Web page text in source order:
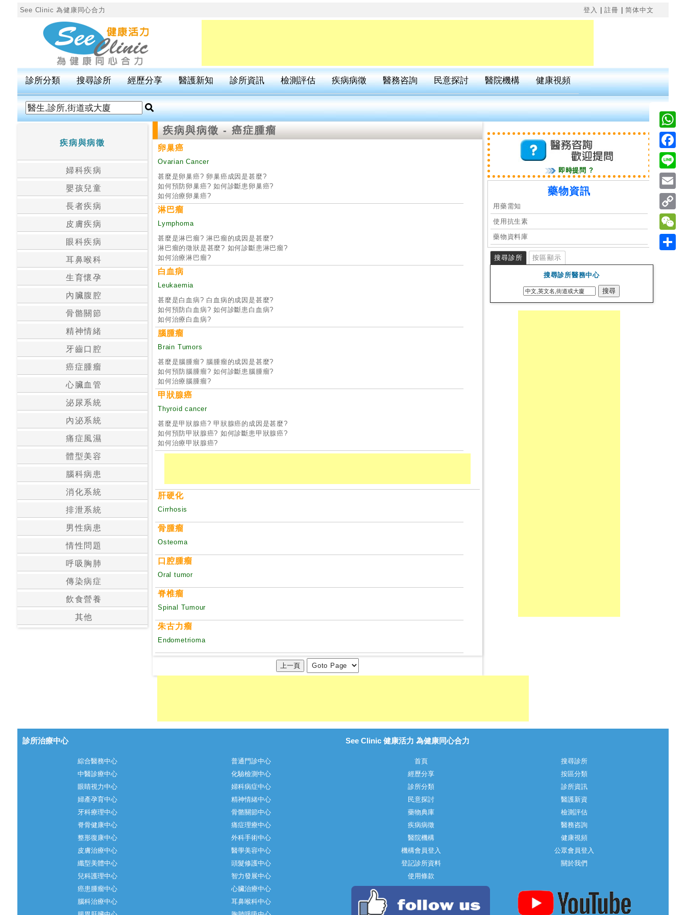
See Clinic 為健康同心合力 登入 |註冊 |简体中文
所
類
搜
區
24
應
症
服
立
私
院
醫
診所分類 搜尋診所 經歷分享 醫護新知 診所資訊 檢測評估 疾病病徵 醫務咨詢 民意探討 醫院機構 健康視頻
疾病與病徵
婦科疾病
嬰孩兒童
長者疾病
皮膚疾病
眼科疾病
耳鼻喉科
生育懷孕
內臟腹腔
骨骼關節
精神情緒
牙齒口腔
癌症腫瘤
心臟血管
泌尿系統
內泌系統
痛症風濕
體型美容
腦科病患
消化系統
排泄系統
男性病患
情性問題
呼吸胸肺
傳染病症
飲食營養
其他
疾病與病徵- 癌症腫瘤
卵巢癌
Ovarian Cancer
甚麼是卵巢癌? 卵巢癌成因是甚麼?
如何預防卵巢癌? 如何診斷患卵巢癌?
如何治療卵巢癌?
淋巴瘤
Lymphoma
甚麼是淋巴瘤? 淋巴瘤的成因是甚麼?
淋巴瘤的徵狀是甚麼? 如何診斷患淋巴瘤?
如何治療淋巴瘤?
白血病
Leukaemia
甚麼是白血病? 白血病的成因是甚麼?
如何預防白血病? 如何診斷患白血病?
如何治療白血病?
腦腫瘤
Brain Tumors
甚麼是腦腫瘤? 腦腫瘤的成因是甚麼?
如何預防腦腫瘤? 如何診斷患腦腫瘤?
如何治療腦腫瘤?
甲狀腺癌
Thyroid cancer
甚麼是甲狀腺癌? 甲狀腺癌的成因是甚麼?
如何預防甲狀腺癌? 如何診斷患甲狀腺癌?
如何治療甲狀腺癌?
肝硬化
Cirrhosis
骨腫瘤
Osteoma
口腔腫瘤
Oral tumor
脊椎瘤
Spinal Tumour
朱古力瘤
Endometrioma
即時提問 ?
藥物資訊
用藥需知
使用抗生素
藥物資料庫
搜尋診所 按區顯示
搜尋診所醫務中心
診所治療中心
綜合醫務中心
普通門診中心
中醫診療中心
化驗檢測中心
眼睛視力中心
婦科病症中心
婦產孕育中心
精神情緒中心
牙科療理中心
骨骼關節中心
脊骨健康中心
痛症理療中心
整形復康中心
外科手術中心
皮膚治療中心
醫學美容中心
纖型美體中心
頭髮修護中心
兒科護理中心
智力發展中心
癌患腫瘤中心
心臟治療中心
腦科治療中心
耳鼻喉科中心
See Clinic 健康活力 為健康同心合力
首頁
搜尋診所
經歷分享
按區分類
診所分類
診所資訊
民意探討
醫護新資
藥物典庫
檢測評估
疾病病徵
醫務咨詢
醫院機構
健康視頻
機構會員登入
公眾會員登入
登記診所資料
關於我們
使用條款
Line
Link